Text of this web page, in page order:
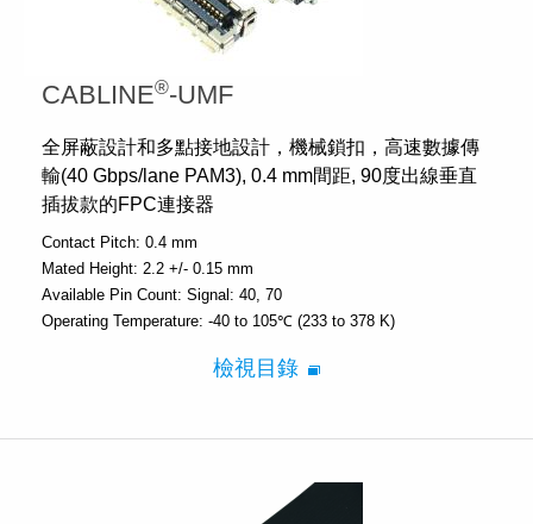
CABLINE®-UMF
全屏蔽設計和多點接地設計，機械鎖扣，高速數據傳
輸(40 Gbps/lane PAM3), 0.4 mm間距, 90度出線垂直
插拔款的FPC連接器
Contact Pitch: 0.4 mm
Mated Height: 2.2 +/- 0.15 mm
Available Pin Count: Signal: 40, 70
Operating Temperature: -40 to 105℃ (233 to 378 K)
檢視目錄